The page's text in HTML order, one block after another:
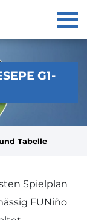
G1-J
Tabelle
Spielplan
FUNiño